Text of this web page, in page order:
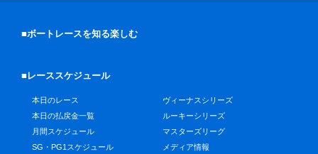
■ボートレースを知る楽しむ
■レーススケジュール
本日のレース
本日の払戻金一覧
月間スケジュール
SG・PG1スケジュール
ヴィーナスシリーズ
ルーキーシリーズ
マスターズリーグ
メディア情報